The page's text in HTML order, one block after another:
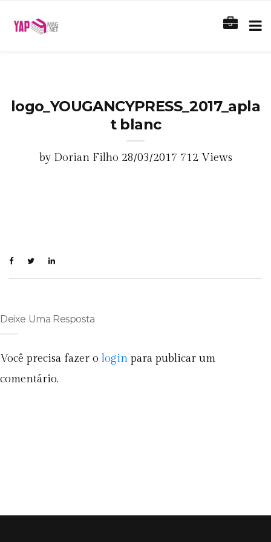
logo_YOUGANCYPRESS_2017_apla
t blanc
by Dorian Filho 28/03/2017 712 Views
Deixe Uma Resposta
Você precisa fazer o login para publicar um
comentário.